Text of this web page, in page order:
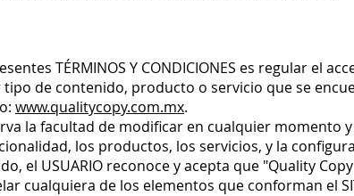
TÉRMINOS Y CONDICIONES es regular el
de contenido, producto o servicio que se
www.qualitycopy.com.mx.
la facultad de modificar en cualquier momento
los productos, los servicios, y la
el USUARIO reconoce y acepta que "Quality
cualquiera de los elementos que conforman el